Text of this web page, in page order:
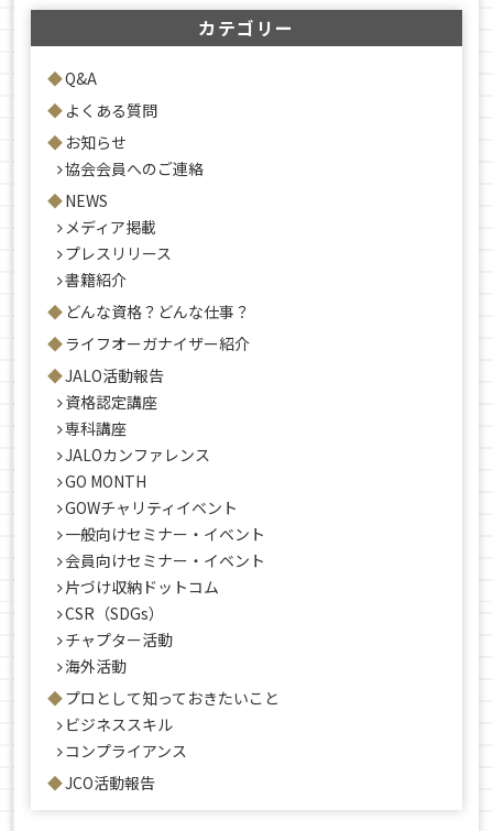
カテゴリー
Q&A
よくある質問
お知らせ
協会会員へのご連絡
NEWS
メディア掲載
プレスリリース
書籍紹介
どんな資格？どんな仕事？
ライフオーガナイザー紹介
JALO活動報告
資格認定講座
専科講座
JALOカンファレンス
GO MONTH
GOWチャリティイベント
一般向けセミナー・イベント
会員向けセミナー・イベント
片づけ収納ドットコム
CSR（SDGs）
チャプター活動
海外活動
プロとして知っておきたいこと
ビジネススキル
コンプライアンス
JCO活動報告